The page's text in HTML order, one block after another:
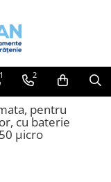
1 2
pentru
cu baterie
µicro